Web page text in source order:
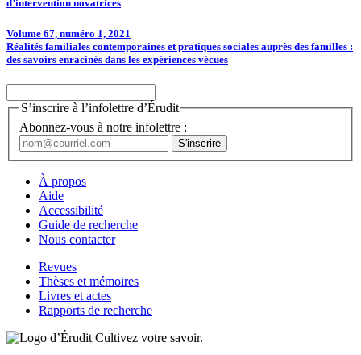
d’intervention novatrices
Volume 67, numéro 1, 2021
Réalités familiales contemporaines et pratiques sociales auprès des familles :
des savoirs enracinés dans les expériences vécues
S’inscrire à l’infolettre d’Érudit
Abonnez-vous à notre infolettre :
À propos
Aide
Accessibilité
Guide de recherche
Nous contacter
Revues
Thèses et mémoires
Livres et actes
Rapports de recherche
Cultivez votre savoir.